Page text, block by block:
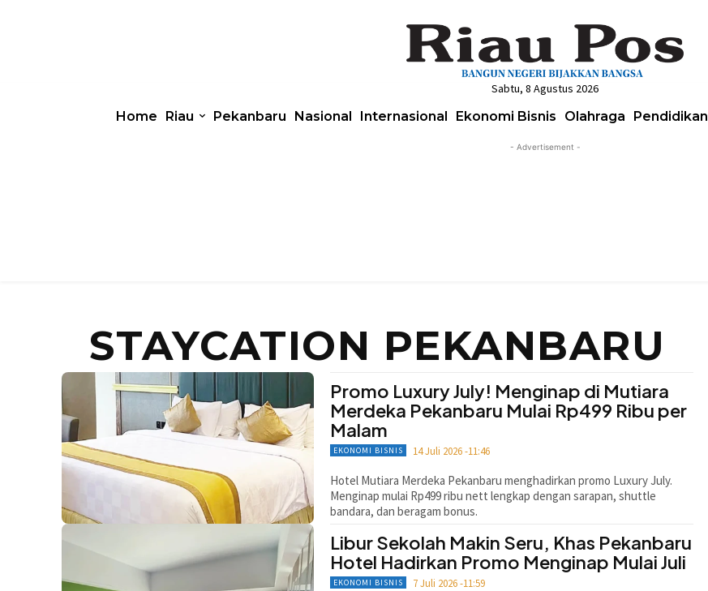
Sabtu, 8 Agustus 2026
Home Riau Pekanbaru Nasional Internasional Ekonomi Bisnis Olahraga Pendidikan
- Advertisement -
STAYCATION PEKANBARU
Promo Luxury July! Menginap di Mutiara
Merdeka Pekanbaru Mulai Rp499 Ribu per
Malam
EKONOMI BISNIS 14 Juli 2026 -11:46
Hotel Mutiara Merdeka Pekanbaru menghadirkan promo Luxury July.
Menginap mulai Rp499 ribu nett lengkap dengan sarapan, shuttle
bandara, dan beragam bonus.
Libur Sekolah Makin Seru, Khas Pekanbaru
Hotel Hadirkan Promo Menginap Mulai Juli
EKONOMI BISNIS 7 Juli 2026 -11:59